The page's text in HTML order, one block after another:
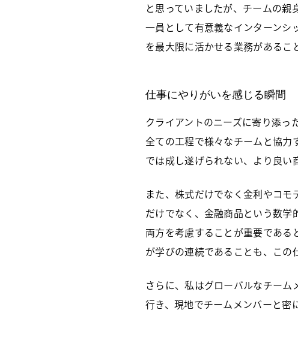
と思っていましたが、チームの
一員として有意義なインターン
を最大限に活かせる業務があるこ
仕事にやりがいを感じる瞬間
クライアントのニーズに寄り添
全ての工程で様々なチームと協力
では成し遂げられない、より良い
また、株式だけでなく金利やコ
だけでなく、金融商品という数
両方を考慮することが重要である
が学びの連続であることも、この
さらに、私はグローバルなチー
行き、現地でチームメンバーと密